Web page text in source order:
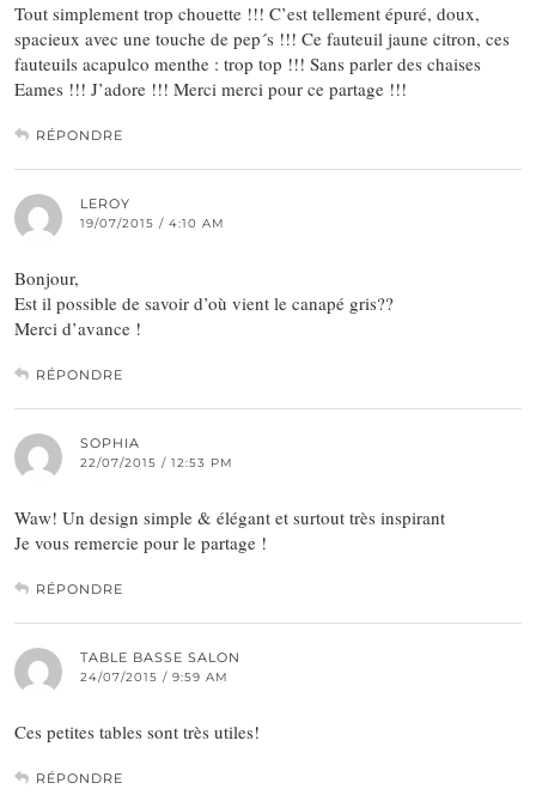
Tout simplement trop chouette !!! C’est tellement épuré, doux,
spacieux avec une touche de pep´s !!! Ce fauteuil jaune citron, ces
fauteuils acapulco menthe : trop top !!! Sans parler des chaises
Eames !!! J’adore !!! Merci merci pour ce partage !!!
RÉPONDRE
LEROY
19/07/2015 / 4:10 AM
Bonjour,
Est il possible de savoir d’où vient le canapé gris??
Merci d’avance !
RÉPONDRE
SOPHIA
22/07/2015 / 12:53 PM
Waw! Un design simple & élégant et surtout très inspirant
Je vous remercie pour le partage !
RÉPONDRE
TABLE BASSE SALON
24/07/2015 / 9:59 AM
Ces petites tables sont très utiles!
RÉPONDRE